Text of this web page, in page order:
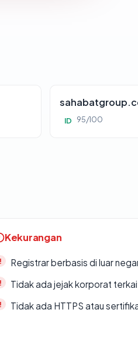
ID 95/100
Kekurangan
Registrar berbasis di luar
Tidak ada jejak korporat
Tidak ada HTTPS atau